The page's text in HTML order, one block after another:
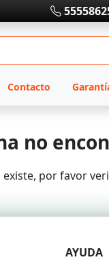
Contacto
no
por favor
AYUDA